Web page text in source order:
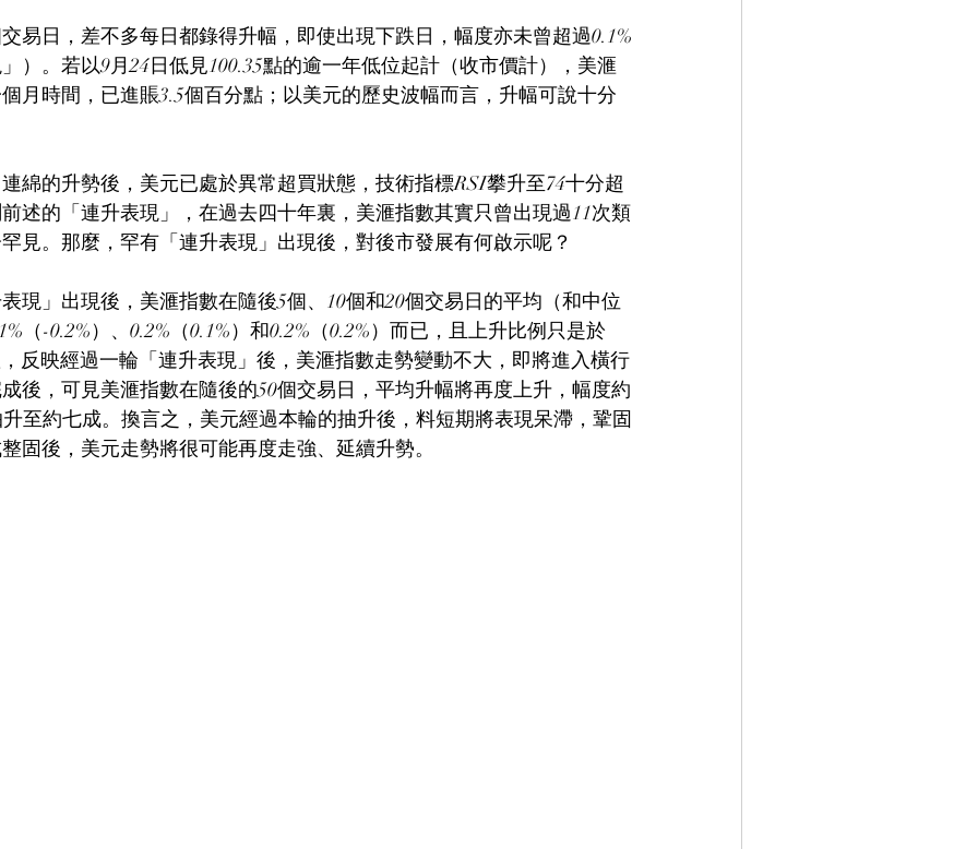
易日，差不多每日都錄得升幅，即使出現下跌日，幅度亦未曾超過0.1%
）。若以9月24日低見100.35點的逾一年低位起計（收市價計），美滙
月時間，已進賬3.5個百分點；以美元的歷史波幅而言，升幅可說十分
綿的升勢後，美元已處於異常超買狀態，技術指標RSI攀升至74十分超
述的「連升表現」，在過去四十年裏，美滙指數其實只曾出現過11次類
見。那麼，罕有「連升表現」出現後，對後市發展有何啟示呢？
現」出現後，美滙指數在隨後5個、10個和20個交易日的平均（和中位
（-0.2%）、0.2%（0.1%）和0.2%（0.2%）而已，且上升比例只是於
反映經過一輪「連升表現」後，美滙指數走勢變動不大，即將進入橫行
後，可見美滙指數在隨後的50個交易日，平均升幅將再度上升，幅度約
至約七成。換言之，美元經過本輪的抽升後，料短期將表現呆滯，鞏固
固後，美元走勢將很可能再度走強、延續升勢。